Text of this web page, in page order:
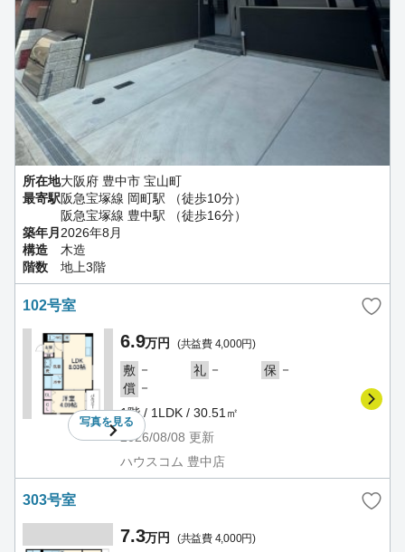
所在地大阪府 豊中市 宝山町
最寄駅阪急宝塚線 岡町駅 （徒歩10分）
阪急宝塚線 豊中駅 （徒歩16分）
築年月2026年8月
構造
木造
階数
地上3階
102号室
写真を見る
6.9万円 (共益費 4,000円)
敷 － 礼 － 保 －
償 －
1階 / 1LDK / 30.51㎡
2026/08/08 更新
ハウスコム 豊中店
303号室
7.3万円 (共益費 4,000円)